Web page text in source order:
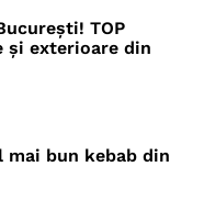
TOP
și exterioare din
mai bun kebab din